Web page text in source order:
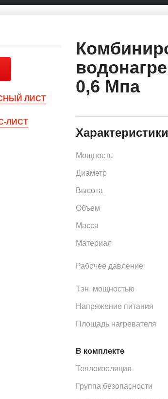
ЛИСТ
ЛИСТ
0,6 Мпа
Характеристики
Мощность
Диаметр
Высота
Объем
Масса
Материал
Рабочее давление
Тэн, мощностью
Напряжение питания
Площадь нагревателя
В комплекте
Теплоизоляция
Группа безопасности